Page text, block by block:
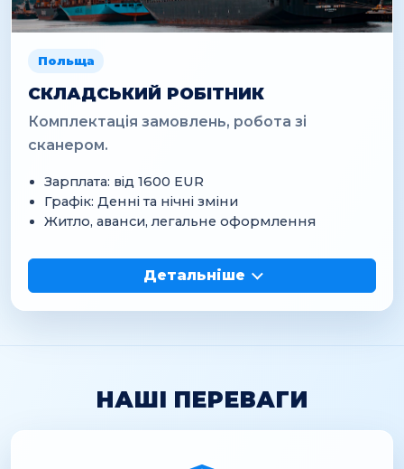
Польща
СКЛАДСЬКИЙ РОБІТНИК
Комплектація замовлень, робота зі
сканером.
Зарплата: від 1600 EUR
Графік: Денні та нічні зміни
Житло, аванси, легальне оформлення
Детальніше
НАШІ ПЕРЕВАГИ